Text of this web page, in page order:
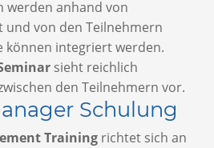
werden anhand von
und von den Teilnehmern
können integriert werden.
sieht reichlich
den Teilnehmern vor.
Schulung
Training richtet sich an